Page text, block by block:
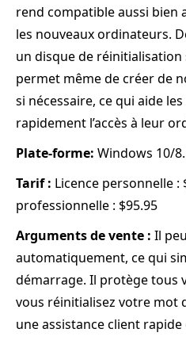
rend compatible aussi bien
les nouveaux ordinateurs.
un disque de réinitialisation
permet même de créer de
si nécessaire, ce qui aide
rapidement l’accès à leur
Plate-forme: Windows 10/
Tarif : Licence personnelle :
professionnelle : $95.95
Arguments de vente : Il
automatiquement, ce qui
démarrage. Il protège tous
vous réinitialisez votre mot
une assistance client rapide